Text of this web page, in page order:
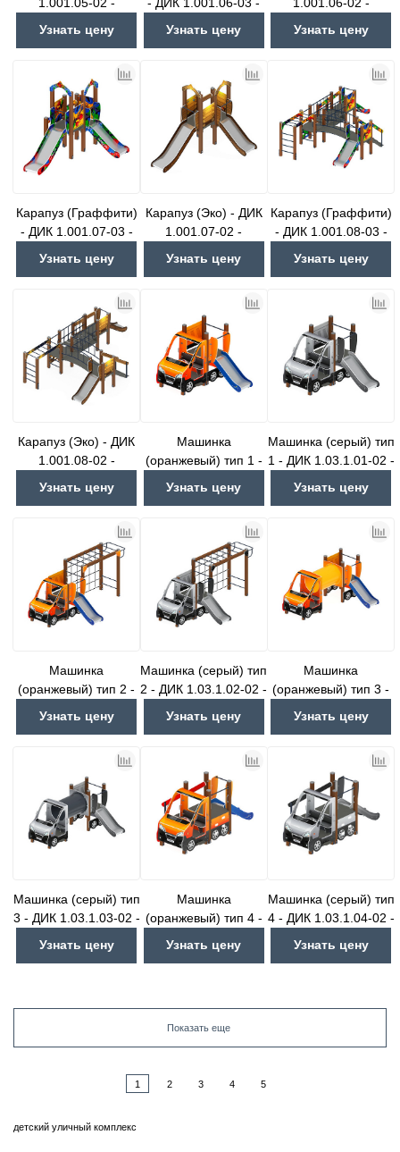
Н=750
Узнать цену
Н=750
Узнать цену
Н=750
Узнать цену
Карапуз (Граффити)
- ДИК 1.001.07-03 -
Н=750 Н=900
Узнать цену
Карапуз (Эко) - ДИК
1.001.07-02 -
Н=750 Н=900
Узнать цену
Карапуз (Граффити)
- ДИК 1.001.08-03 -
Н=750
Узнать цену
Карапуз (Эко) - ДИК
1.001.08-02 -
Н=750
Узнать цену
Машинка
(оранжевый) тип 1 -
Игровой комплекс
Узнать цену
Машинка (серый) тип
1 - ДИК 1.03.1.01-02 -
H=750
Узнать цену
Машинка
(оранжевый) тип 2 -
Игровой комплекс
Узнать цену
Машинка (серый) тип
2 - ДИК 1.03.1.02-02 -
H=750
Узнать цену
Машинка
(оранжевый) тип 3 -
Игровой комплекс
Узнать цену
Машинка (серый) тип
3 - ДИК 1.03.1.03-02 -
H=750
Узнать цену
Машинка
(оранжевый) тип 4 -
Игровой комплекс
Узнать цену
Машинка (серый) тип
4 - ДИК 1.03.1.04-02 -
H=750
Узнать цену
Показать еще
1 2 3 4 5
детский уличный комплекс